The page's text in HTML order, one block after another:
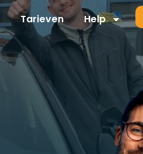
Tarieven Help